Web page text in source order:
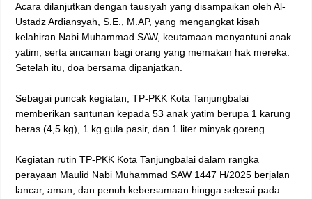
‎Acara dilanjutkan dengan tausiyah yang disampaikan oleh Al-
Ustadz Ardiansyah, S.E., M.AP, yang mengangkat kisah
kelahiran Nabi Muhammad SAW, keutamaan menyantuni anak
yatim, serta ancaman bagi orang yang memakan hak mereka.
Setelah itu, doa bersama dipanjatkan.
‎Sebagai puncak kegiatan, TP-PKK Kota Tanjungbalai
memberikan santunan kepada 53 anak yatim berupa 1 karung
beras (4,5 kg), 1 kg gula pasir, dan 1 liter minyak goreng.
‎Kegiatan rutin TP-PKK Kota Tanjungbalai dalam rangka
perayaan Maulid Nabi Muhammad SAW 1447 H/2025 berjalan
lancar, aman, dan penuh kebersamaan hingga selesai pada